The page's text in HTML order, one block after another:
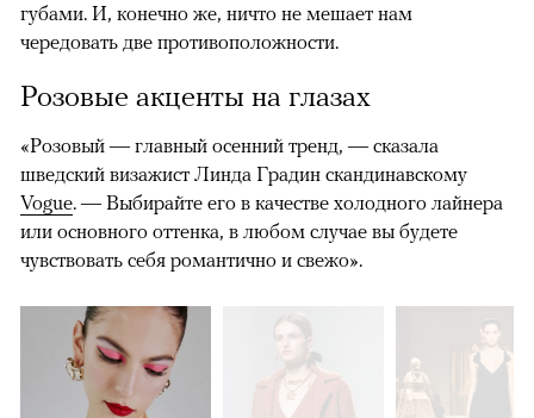
губами. И, конечно же, ничто не мешает нам
чередовать две противоположности.
Розовые акценты на глазах
«Розовый — главный осенний тренд, — сказала
шведский визажист Линда Градин скандинавскому
Vogue. — Выбирайте его в качестве холодного лайнера
или основного оттенка, в любом случае вы будете
чувствовать себя романтично и свежо».